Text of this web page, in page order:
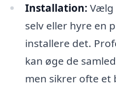
Installation: Vælg
selv eller hyre en
installere det.
kan øge de
men sikrer ofte et